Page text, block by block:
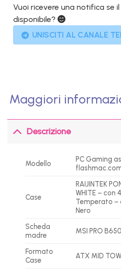
Vuoi ricevere una notifica se
disponibile?
UNISCITI AL CANALE
Maggiori
Descrizione
Modello
PC Gaming
Case
RAIJINTEK
WHITE – con
Temperato –
Nero
Scheda
madre
MSI PRO
Formato
Case
ATX MID